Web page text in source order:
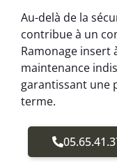
Au-delà de la
contribue à un
Ramonage insert
maintenance
garantissant une
terme.